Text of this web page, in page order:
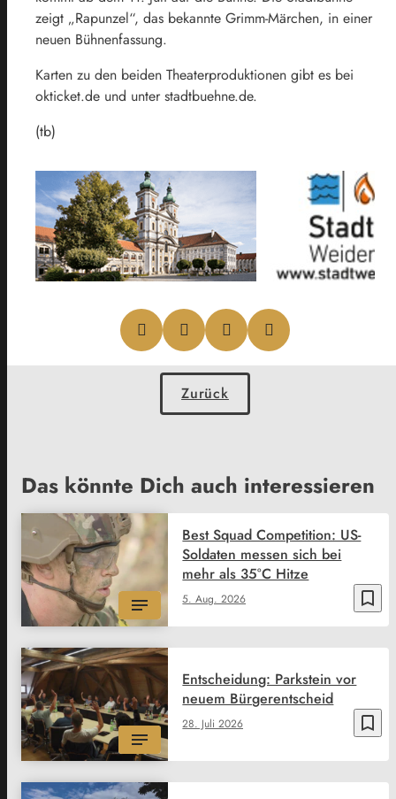
zeigt „Rapunzel“, das bekannte Grimm-Märchen, in einer
neuen Bühnenfassung.
Karten zu den beiden Theaterproduktionen gibt es bei
okticket.de und unter stadtbuehne.de.
(tb)
Zurück
Das könnte Dich auch interessieren
bookmark_border
5. Aug. 2026
Best Squad Competition: US-
Soldaten messen sich bei
mehr als 35°C Hitze
bookmark_border
28. Juli 2026
Entscheidung: Parkstein vor
neuem Bürgerentscheid